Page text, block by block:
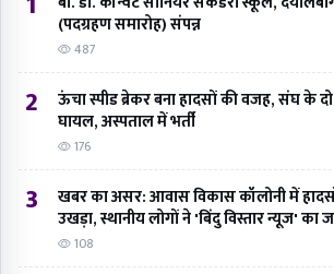
(पदग्रहण समारोह) संपन्न
487
2
ऊंचा स्पीड ब्रेकर बना हादसों की वजह, संघ के
घायल, अस्पताल में भर्ती
176
3
खबर का असर: आवास विकास कॉलोनी में
उखड़ा, स्थानीय लोगों ने 'बिंदु विस्तार न्यूज' का
108